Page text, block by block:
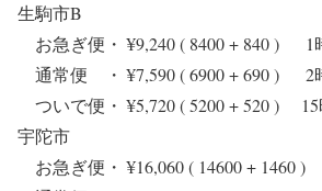
生駒市B
お急ぎ便・ ¥9,240 ( 8400 + 840 ) 1
通常便 ・ ¥7,590 ( 6900 + 690 ) 2
ついで便・ ¥5,720 ( 5200 + 520 )
宇陀市
お急ぎ便・ ¥16,060 ( 14600 + 1460